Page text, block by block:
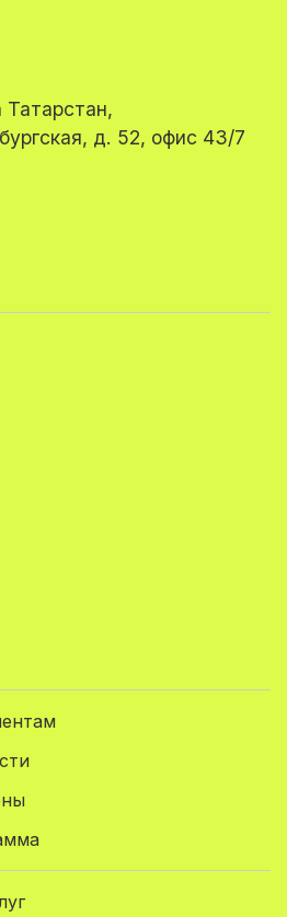
можно пить в обычном
Татарстан,
д. 52, офис 43/7